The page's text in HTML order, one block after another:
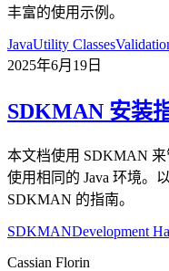
丰富的使用示例。
JavaUtility Classes
2025年6月19日
SDKMAN 安装
本文档使用 SDKMAN 来
使用相同的 Java 环境。
SDKMAN 的指南。
SDKMANDevelopment
Cassian Florin